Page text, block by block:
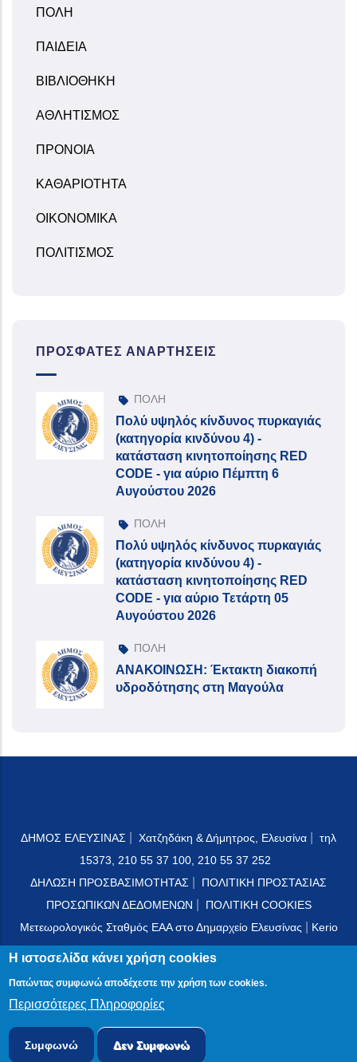
ΠΟΛΗ
ΠΑΙΔΕΙΑ
ΒΙΒΛΙΟΘΗΚΗ
ΑΘΛΗΤΙΣΜΟΣ
ΠΡΟΝΟΙΑ
ΚΑΘΑΡΙΟΤΗΤΑ
ΟΙΚΟΝΟΜΙΚΑ
ΠΟΛΙΤΙΣΜΟΣ
ΠΡΌΣΦΑΤΕΣ ΑΝΑΡΤΉΣΕΙΣ
ΠΟΛΗ
Πολύ υψηλός κίνδυνος πυρκαγιάς
(κατηγορία κινδύνου 4) -
κατάσταση κινητοποίησης RED
CODE - για αύριο Πέμπτη 6
Αυγούστου 2026
ΠΟΛΗ
Πολύ υψηλός κίνδυνος πυρκαγιάς
(κατηγορία κινδύνου 4) -
κατάσταση κινητοποίησης RED
CODE - για αύριο Τετάρτη 05
Αυγούστου 2026
ΠΟΛΗ
ΑΝΑΚΟΙΝΩΣΗ: Έκτακτη διακοπή
υδροδότησης στη Μαγούλα
ΔΗΜΟΣ ΕΛΕΥΣΙΝΑΣ Χατζηδάκη & Δήμητρος, Ελευσίνα
τηλ
15373, 210 55 37 100, 210 55 37 252
ΔΗΛΩΣΗ ΠΡΟΣΒΑΣΙΜΟΤΗΤΑΣ
ΠΟΛΙΤΙΚΗ ΠΡΟΣΤΑΣΙΑΣ
ΠΡΟΣΩΠΙΚΩΝ ΔΕΔΟΜΕΝΩΝ
ΠΟΛΙΤΙΚΗ COOKIES
Μετεωρολογικός Σταθμός ΕΑΑ στο Δημαρχείο Ελευσίνας
Kerio
Mail Server
Η ιστοσελίδα κάνει χρήση cookies
Πατώντας συμφωνώ αποδέχεστε την χρήση των cookies.
Περισσότερες Πληροφορίες
Συμφωνώ Δεν Συμφωνώ